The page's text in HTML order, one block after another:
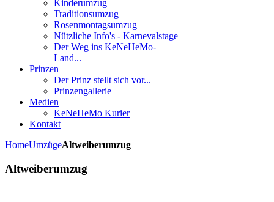
Kinderumzug
Traditionsumzug
Rosenmontagsumzug
Nützliche Info's - Karnevalstage
Der Weg ins KeNeHeMo-
Land...
Prinzen
Der Prinz stellt sich vor...
Prinzengallerie
Medien
KeNeHeMo Kurier
Kontakt
HomeUmzügeAltweiberumzug
Altweiberumzug